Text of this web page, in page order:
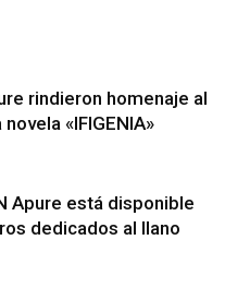
rindieron homenaje al
«IFIGENIA»
Apure está disponible
dedicados al llano